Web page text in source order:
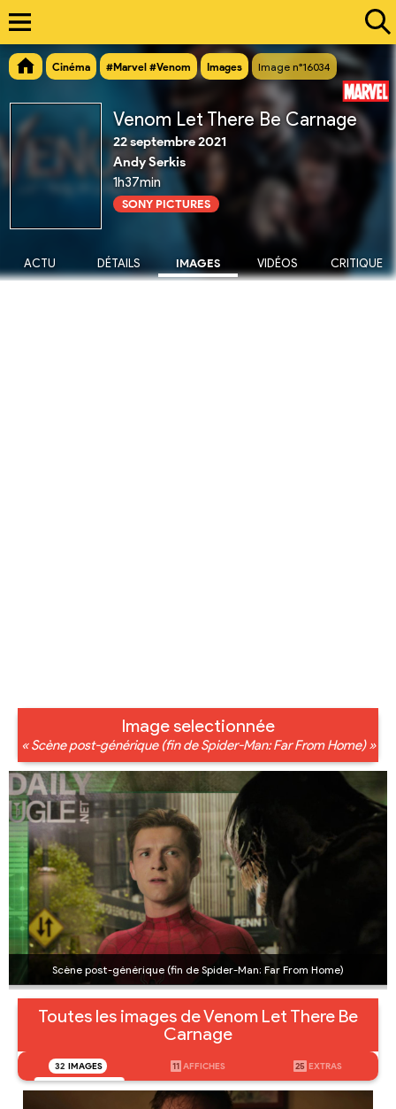
Cinéma #Marvel #Venom Images Image n°16034
Venom Let There Be Carnage
22 septembre 2021
Andy Serkis
1h37min
SONY PICTURES
ACTU DÉTAILS IMAGES VIDÉOS CRITIQUE
Image selectionnée
« Scène post-générique (fin de Spider-Man: Far From Home) »
Scène post-générique (fin de Spider-Man: Far From Home)
Toutes les images de Venom Let There Be
Carnage
32 IMAGES 11 AFFICHES 25 EXTRAS